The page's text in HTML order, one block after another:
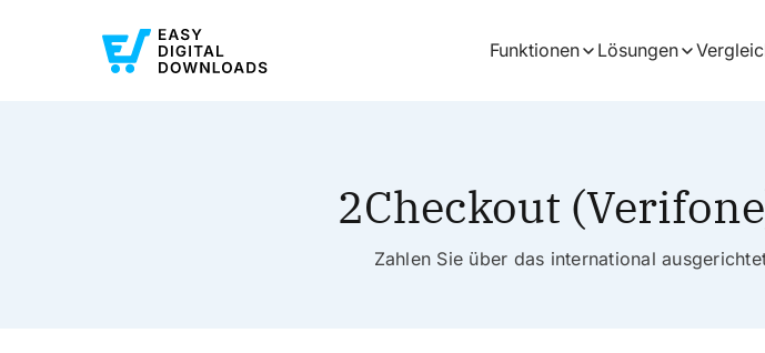
Funktionen Lösungen
2Checkout
Zahlen Sie über das international